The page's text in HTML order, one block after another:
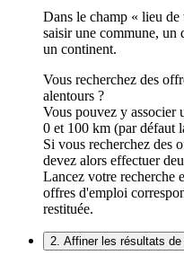
Dans le champ « lieu
saisir une commune, un
un continent.
Vous recherchez des
alentours ?
Vous pouvez y associer
0 et 100 km (par défaut
Si vous recherchez des
devez alors effectuer
Lancez votre recherche
offres d'emploi
restituée.
2. Affiner les résultats